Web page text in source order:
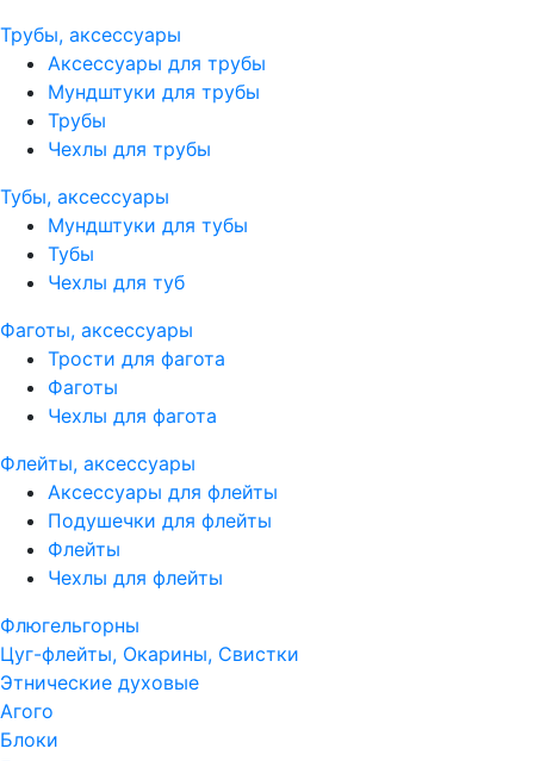
Трубы, аксессуары
Аксессуары для трубы
Мундштуки для трубы
Трубы
Чехлы для трубы
Тубы, аксессуары
Мундштуки для тубы
Тубы
Чехлы для туб
Фаготы, аксессуары
Трости для фагота
Фаготы
Чехлы для фагота
Флейты, аксессуары
Аксессуары для флейты
Подушечки для флейты
Флейты
Чехлы для флейты
Флюгельгорны
Цуг-флейты, Окарины, Свистки
Этнические духовые
Агого
Блоки